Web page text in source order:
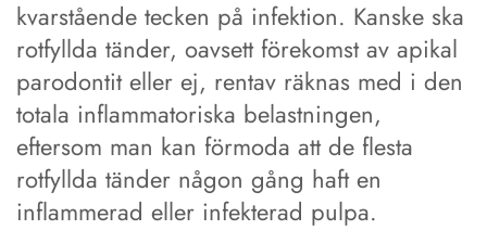
kvarstående tecken på infektion. Kanske ska
rotfyllda tänder, oavsett förekomst av apikal
parodontit eller ej, rentav räknas med i den
totala inflammatoriska belastningen,
eftersom man kan förmoda att de flesta
rotfyllda tänder någon gång haft en
inflammerad eller infekterad pulpa.